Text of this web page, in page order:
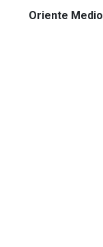
Oriente Medio